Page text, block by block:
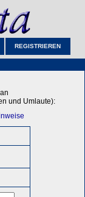
REGISTRIEREN
und Umlaute):